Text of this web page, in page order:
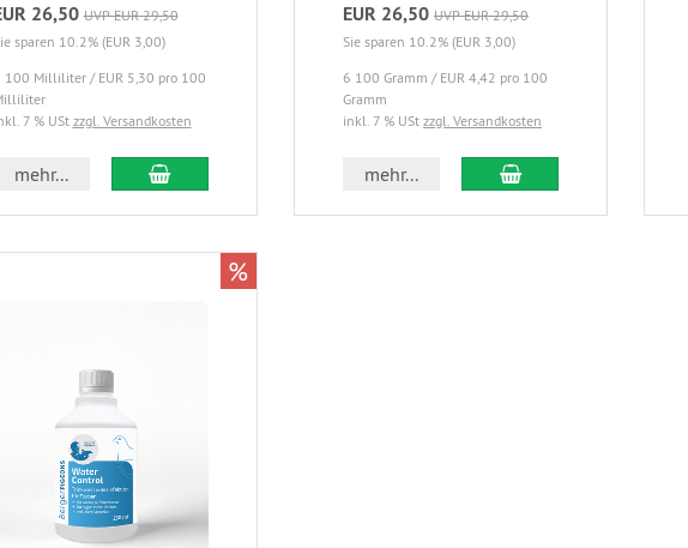
26,50 UVP EUR 29,50
sparen 10.2% (EUR 3,00)
100 Milliliter / EUR 5,30 pro 100
7 % USt zzgl. Versandkosten
mehr...
EUR 26,50 UVP EUR 29,50
Sie sparen 10.2% (EUR 3,00)
6 100 Gramm / EUR 4,42 pro 100
Gramm
inkl. 7 % USt zzgl. Versandkosten
mehr...
%